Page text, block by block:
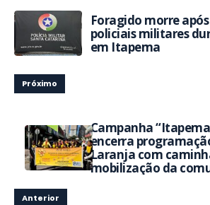
Foragido morre
policiais militares
em Itapema
Próximo
Campanha
encerra
Laranja com
mobilização da
Anterior